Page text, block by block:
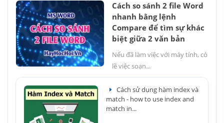
Cách so sánh 2 file Word
nhanh bằng lệnh
Compare để tìm sự khác
biệt giữa 2 văn bản
Nếu đã làm việc với máy tính, có
lẽ việc soạn...
Cách sử dụng hàm index và
match - how to use index and
match in...